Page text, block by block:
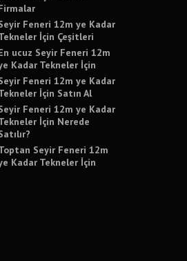
Feneri 12m ye Kadar
İçin Çeşitleri
ucuz Seyir Feneri 12m
Kadar Tekneler İçin
Feneri 12m ye Kadar
İçin Satın Al
Feneri 12m ye Kadar
İçin Nerede
Seyir Feneri 12m
Kadar Tekneler İçin